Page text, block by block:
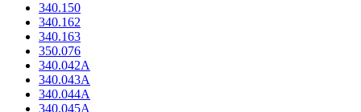
340.150
340.162
340.163
350.076
340.042А
340.043А
340.044А
340.045А